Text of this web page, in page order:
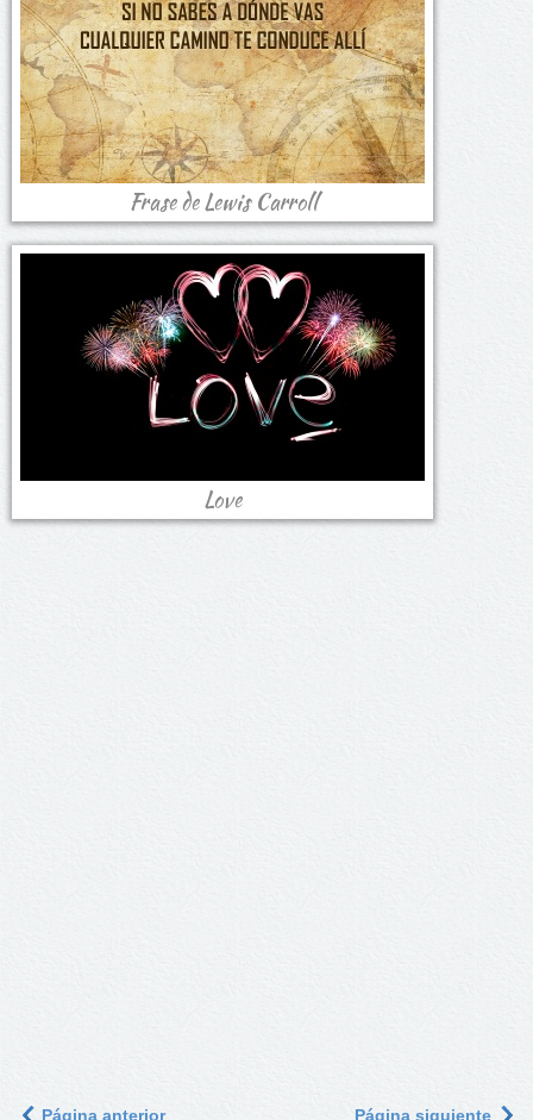
Página anterior
Frase de Lewis Carroll
Love
Página siguiente